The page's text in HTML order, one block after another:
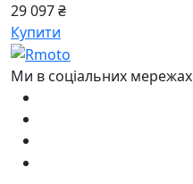
29 097 ₴
Купити
Ми в соціальних мережах